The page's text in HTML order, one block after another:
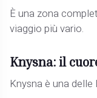
È una zona
viaggio più vario.
Knysna: il
Knysna è una